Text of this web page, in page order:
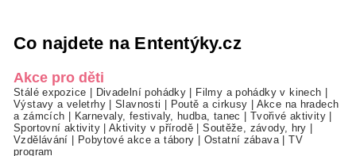
Co najdete na Ententýky.cz
Akce pro děti
Stálé expozice Divadelní pohádky Filmy a pohádky v kinech
Výstavy a veletrhy|Slavnosti Poutě a cirkusy
Akce na hradech
a zámcích
Karnevaly, festivaly, hudba, tanec Tvořivé aktivity
Sportovní aktivity|Aktivity v přírodě |Soutěže, závody, hry
Vzdělávání
Pobytové akce a tábory Ostatní zábava|TV
program